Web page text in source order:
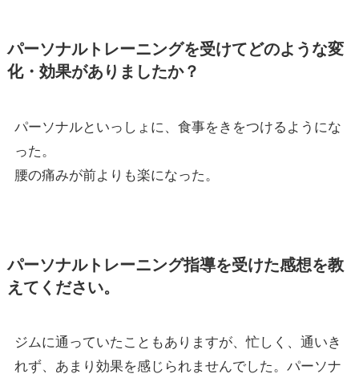
パーソナルトレーニングを受けてどのような変
化・効果がありましたか？
パーソナルといっしょに、食事をきをつけるようにな
った。
腰の痛みが前よりも楽になった。
パーソナルトレーニング指導を受けた感想を教
えてください。
ジムに通っていたこともありますが、忙しく、通いき
れず、あまり効果を感じられませんでした。パーソナ